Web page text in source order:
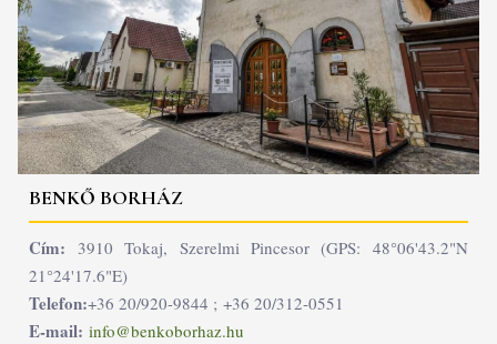
BENKŐ BORHÁZ
Cím: 3910 Tokaj, Szerelmi Pincesor (GPS: 48°06'43.2"N
21°24'17.6"E)
Telefon:+36 20/920-9844 ; +36 20/312-0551
E-mail: info@benkoborhaz.hu